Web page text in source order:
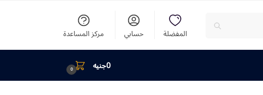
المفضلة حسابي مركز المساعدة
0جنيه 0